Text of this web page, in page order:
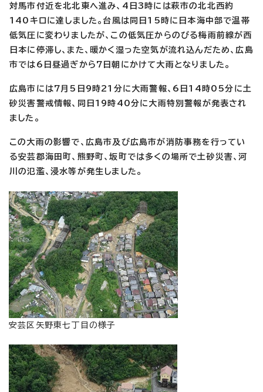
対馬市付近を北北東へ進み、 4日3時には萩市の北北西約
140キロに達しました。台風は同日15時に日本海中部で温帯
低気圧に変わりましたが、この低気圧からのびる梅雨前線が西
日本に停滞し、また、暖かく湿った空気が流れ込んだため、 広島
市では6日昼過ぎから7日朝にかけて大雨となりました。
広島市には7月5日9時21分に大雨警報、6日14時05分に土
砂災害警戒情報、同日19時40分に 大雨特別警報が発表され
ました。
この大雨の影響で、広島市及び広島市が消防事務を行ってい
る安芸郡海田町、熊野町、坂町では多くの場所で土砂災害、河
川の氾濫、浸水等が発生しました。
安芸区矢野東七丁目の様子